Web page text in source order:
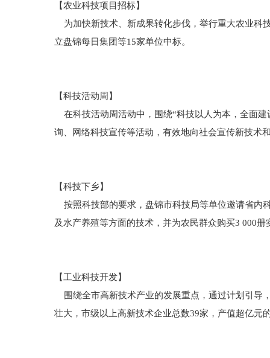
【农业科技项目招标】
为加快新技术、新成果转化步伐，举行重大农业科
立盘锦每日集团等15家单位中标。
【科技活动周】
在科技活动周活动中，围绕“科技以人为本，全面
询、网络科技宣传等活动，有效地向社会宣传新技术
【科技下乡】
按照科技部的要求，盘锦市科技局等单位邀请省内
及水产养殖等方面的技术，并为农民群众购买3 000
【工业科技开发】
围绕全市高新技术产业的发展重点，通过计划引导
壮大，市级以上高新技术企业总数39家，产值超亿元